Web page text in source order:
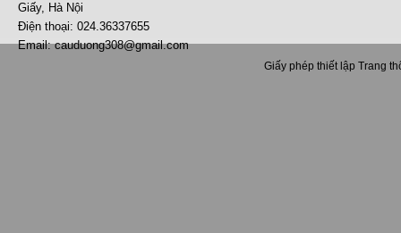
Giấy, Hà Nội
Điện thoại: 024.36337655
Email: cauduong308@gmail.com
Giấy phép thiết lập Trang